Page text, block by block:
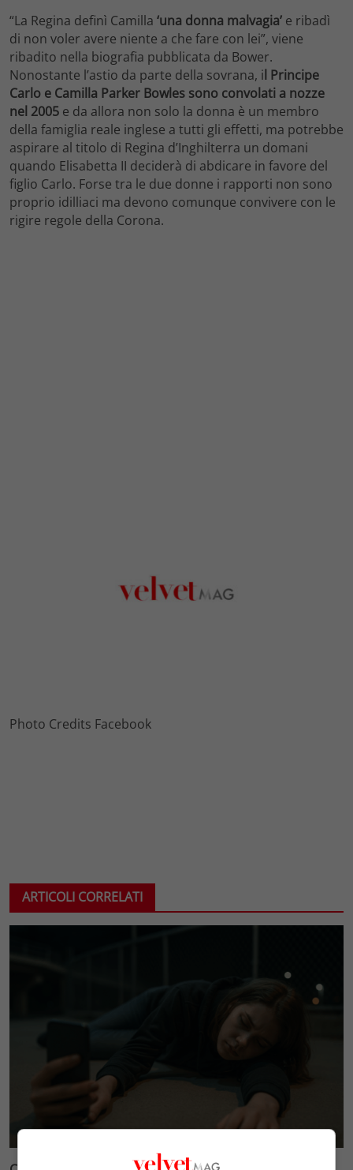
“La Regina definì Camilla ‘una donna malvagia’ e ribadì
di non voler avere niente a che fare con lei”, viene
ribadito nella biografia pubblicata da Bower.
Nonostante l’astio da parte della sovrana, il Principe
Carlo e Camilla Parker Bowles sono convolati a nozze
nel 2005 e da allora non solo la donna è un membro
della famiglia reale inglese a tutti gli effetti, ma potrebbe
aspirare al titolo di Regina d’Inghilterra un domani
quando Elisabetta II deciderà di abdicare in favore del
figlio Carlo. Forse tra le due donne i rapporti non sono
proprio idilliaci ma devono comunque convivere con le
rigire regole della Corona.
Photo Credits Facebook
ARTICOLI CORRELATI